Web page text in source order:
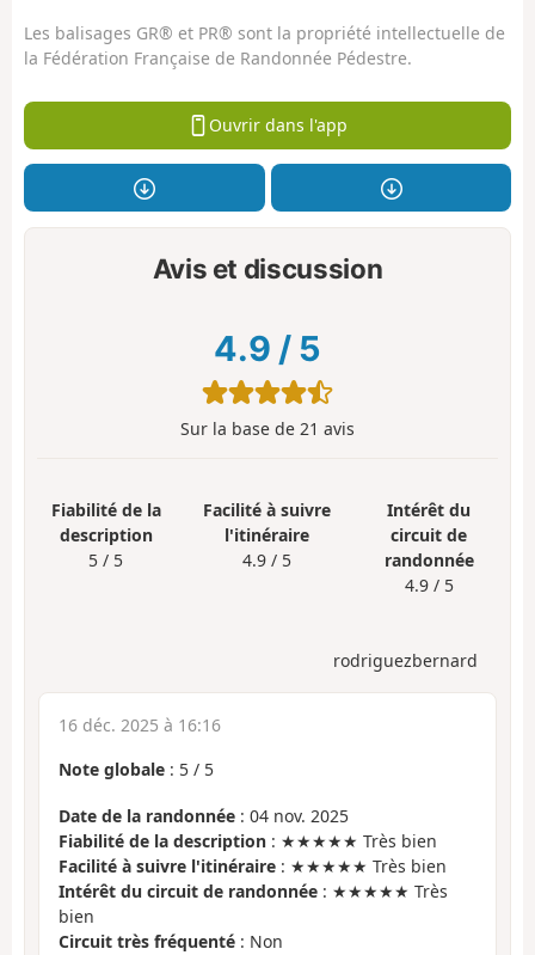
Les balisages GR® et PR® sont la propriété intellectuelle de
la Fédération Française de Randonnée Pédestre.
Ouvrir dans l'app
Avis et discussion
4.9 / 5
Sur la base de 21 avis
Fiabilité de la
description
5 / 5
Facilité à suivre
l'itinéraire
4.9 / 5
Intérêt du
circuit de
randonnée
4.9 / 5
rodriguezbernard
16 déc. 2025 à 16:16
Note globale : 5 / 5
Date de la randonnée : 04 nov. 2025
Fiabilité de la description : ★★★★★ Très bien
Facilité à suivre l'itinéraire : ★★★★★ Très bien
Intérêt du circuit de randonnée : ★★★★★ Très
bien
Circuit très fréquenté : Non